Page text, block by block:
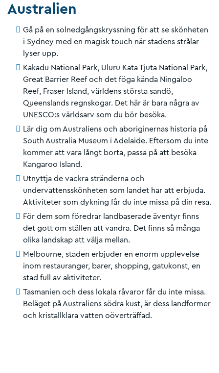
Australien
Gå på en solnedgångskryssning för att se skönheten
i Sydney med en magisk touch när stadens strålar
lyser upp.
Kakadu National Park, Uluru Kata Tjuta National Park,
Great Barrier Reef och det föga kända Ningaloo
Reef, Fraser Island, världens största sandö,
Queenslands regnskogar. Det här är bara några av
UNESCO:s världsarv som du bör besöka.
Lär dig om Australiens och aboriginernas historia på
South Australia Museum i Adelaide. Eftersom du inte
kommer att vara långt borta, passa på att besöka
Kangaroo Island.
Utnyttja de vackra stränderna och
undervattensskönheten som landet har att erbjuda.
Aktiviteter som dykning får du inte missa på din resa.
För dem som föredrar landbaserade äventyr finns
det gott om ställen att vandra. Det finns så många
olika landskap att välja mellan.
Melbourne, staden erbjuder en enorm upplevelse
inom restauranger, barer, shopping, gatukonst, en
stad full av aktiviteter.
Tasmanien och dess lokala råvaror får du inte missa.
Beläget på Australiens södra kust, är dess landformer
och kristallklara vatten oöverträffad.